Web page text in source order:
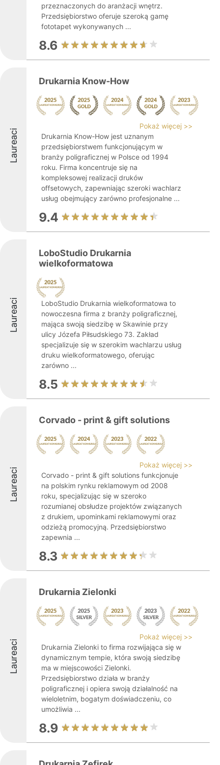
przeznaczonych do aranżacji wnętrz.
Przedsiębiorstwo oferuje szeroką gamę
fototapet wykonywanych ...
8.6
Laureaci
Drukarnia Know-How
Pokaż więcej >>
Drukarnia Know-How jest uznanym
przedsiębiorstwem funkcjonującym w
branży poligraficznej w Polsce od 1994
roku. Firma koncentruje się na
kompleksowej realizacji druków
offsetowych, zapewniając szeroki wachlarz
usług obejmujący zarówno profesjonalne ...
9.4
Laureaci
LoboStudio Drukarnia
wielkoformatowa
LoboStudio Drukarnia wielkoformatowa to
nowoczesna firma z branży poligraficznej,
mająca swoją siedzibę w Skawinie przy
ulicy Józefa Piłsudskiego 73. Zakład
specjalizuje się w szerokim wachlarzu usług
druku wielkoformatowego, oferując
zarówno ...
8.5
Laureaci
Corvado - print & gift solutions
Pokaż więcej >>
Corvado - print & gift solutions funkcjonuje
na polskim rynku reklamowym od 2008
roku, specjalizując się w szeroko
rozumianej obsłudze projektów związanych
z drukiem, upominkami reklamowymi oraz
odzieżą promocyjną. Przedsiębiorstwo
zapewnia ...
8.3
Laureaci
Drukarnia Zielonki
Pokaż więcej >>
Drukarnia Zielonki to firma rozwijająca się w
dynamicznym tempie, która swoją siedzibę
ma w miejscowości Zielonki.
Przedsiębiorstwo działa w branży
poligraficznej i opiera swoją działalność na
wieloletnim, bogatym doświadczeniu, co
umożliwia ...
8.9